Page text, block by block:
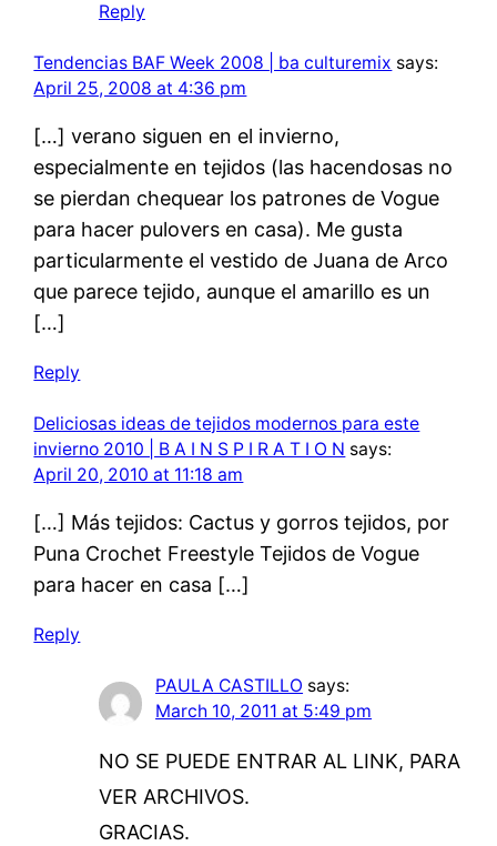
Reply
Tendencias BAF Week 2008 | ba culturemix says:
April 25, 2008 at 4:36 pm
[…] verano siguen en el invierno,
especialmente en tejidos (las hacendosas no
se pierdan chequear los patrones de Vogue
para hacer pulovers en casa). Me gusta
particularmente el vestido de Juana de Arco
que parece tejido, aunque el amarillo es un
[…]
Reply
Deliciosas ideas de tejidos modernos para este
invierno 2010 | B A I N S P I R A T I O N says:
April 20, 2010 at 11:18 am
[…] Más tejidos: Cactus y gorros tejidos, por
Puna Crochet Freestyle Tejidos de Vogue
para hacer en casa […]
Reply
PAULA CASTILLO says:
March 10, 2011 at 5:49 pm
NO SE PUEDE ENTRAR AL LINK, PARA
VER ARCHIVOS.
GRACIAS.